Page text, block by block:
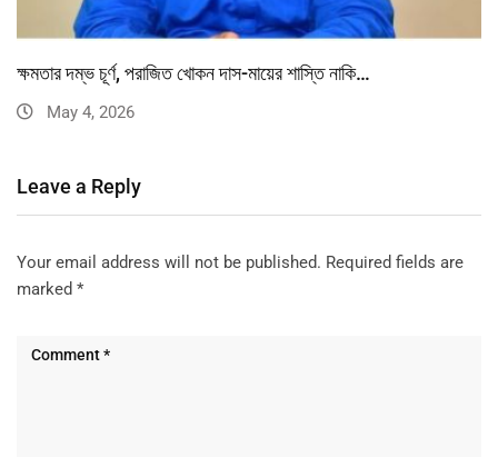
ক্ষমতার দম্ভ চূর্ণ, পরাজিত খোকন দাস-মায়ের শাস্তি নাকি…
May 4, 2026
Leave a Reply
Your email address will not be published. Required fields are
marked *